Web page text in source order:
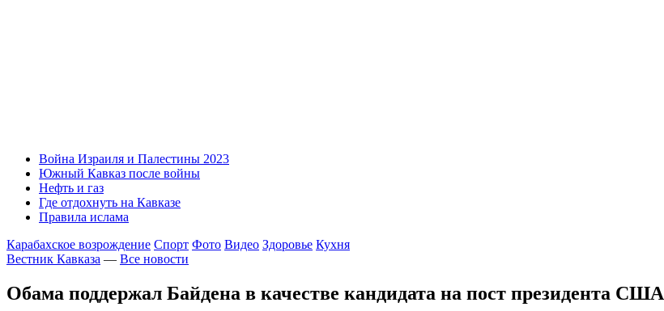
Война Израиля и Палестины 2023
Южный Кавказ после войны
Нефть и газ
Где отдохнуть на Кавказе
Правила ислама
Карабахское возрождение Спорт Фото Видео Здоровье Кухня
Вестник Кавказа — Все новости
Обама поддержал Байдена в качестве кандидата на пост президента США